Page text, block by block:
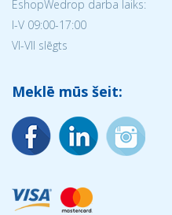
EshopWedrop darba laiks:
I-V 09:00-17:00
VI-VII slēgts
Meklē mūs šeit: